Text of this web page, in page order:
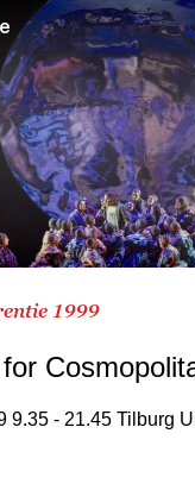
1999
9.35 - 21.45 Tilburg